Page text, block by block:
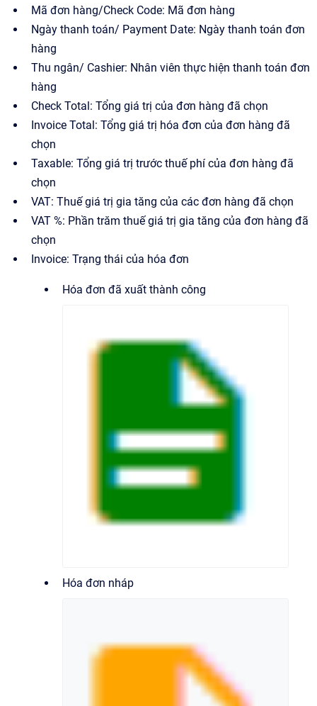
Mã đơn hàng/Check Code: Mã đơn hàng
Ngày thanh toán/ Payment Date: Ngày thanh toán đơn
hàng
Thu ngân/ Cashier: Nhân viên thực hiện thanh toán đơn
hàng
Check Total: Tổng giá trị của đơn hàng đã chọn
Invoice Total: Tổng giá trị hóa đơn của đơn hàng đã
chọn
Taxable: Tổng giá trị trước thuế phí của đơn hàng đã
chọn
VAT: Thuế giá trị gia tăng của các đơn hàng đã chọn
VAT %: Phần trăm thuế giá trị gia tăng của đơn hàng đã
chọn
Invoice: Trạng thái của hóa đơn
Hóa đơn đã xuất thành công
Hóa đơn nháp